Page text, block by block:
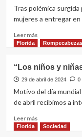
firmaron
laborales
Tras polémica
mujeres a entregar
Leer másLeer
más
hubo
diferencias
en
valor
premios
entre
Florida
“Los niños y
29 de abril de 2024 0
Motivo del día
de abril recibimos a
Leer másLeer
más
Florida Sociedad